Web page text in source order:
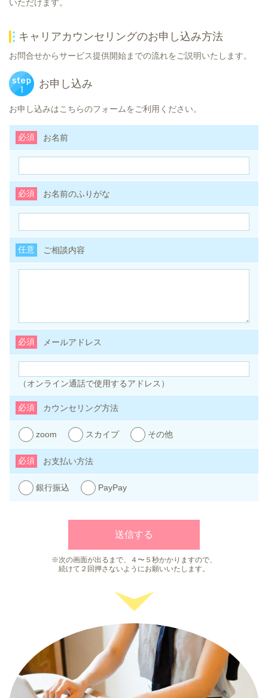
いただけます。
キャリアカウンセリングのお申し込み方法
お問合せからサービス提供開始までの流れをご説明いたします。
お申し込み
お申し込みはこちらのフォームをご利用ください。
お名前
必須
お名前のふりがな
必須
ご相談内容
任意
メールアドレス
必須
（オンライン通話で使用するアドレス）
カウンセリング方法
必須
zoom スカイプ その他
お支払い方法
必須
銀行振込 PayPay
※次の画面が出るまで、４〜５秒かかりますので、
続けて２回押さないようにお願いいたします。